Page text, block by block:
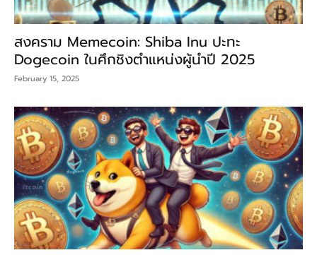
สงคราม Memecoin: Shiba Inu ปะทะ
Dogecoin ในศึกชิงตำแหน่งผู้นำปี 2025
February 15, 2025